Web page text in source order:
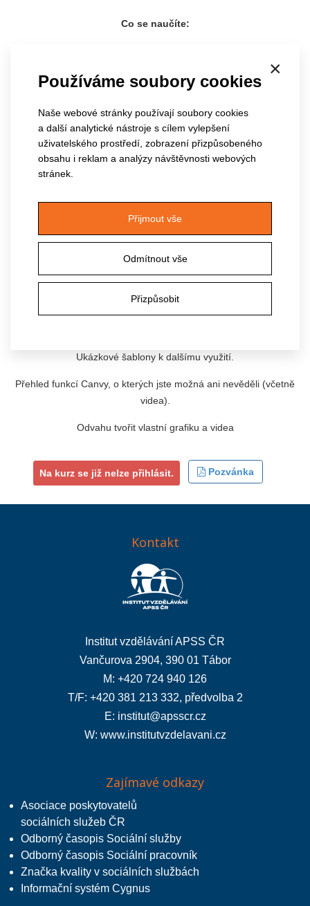
×
Používáme soubory cookies
Naše webové stránky používají soubory cookies
a další analytické nástroje s cílem vylepšení
uživatelského prostředí, zobrazení přizpůsobeného
obsahu i reklam a analýzy návštěvnosti webových
stránek.
Přijmout vše
Odmítnout vše
Přizpůsobit
Co se naučíte:
Vlastní tvorba (např. logo, vizitka, koláž aj.).
Vlastní velikost návrhu.
Práce v editoru s textem, obrázkem, prvkem, tvary. Úpravy
obrázku, barev, vlastní barvy a generátor barev. Kopie návrhu,
použití stylů, sada pro značku.
Úprava šablon, vkládání log, fotek a dalších prvků.
Tvorba příspěvků na sociální sítě, letáků, plakátů, prezentací,
úprava videí.
Jak si vytvořit vlastní video pozvánku, reels, prezentaci bez
potřeby dalších programů.
Co si odnesete:
Ukázkové šablony k dalšímu využití.
Přehled funkcí Canvy, o kterých jste možná ani nevěděli (včetně
videa).
Odvahu tvořit vlastní grafiku a videa
Na kurz se již nelze přihlásit. Pozvánka
Kontakt
Institut vzdělávání APSS ČR
Vančurova 2904, 390 01 Tábor
M: +420 724 940 126
T/F: +420 381 213 332, předvolba 2
E: institut@apsscr.cz
W: www.institutvzdelavani.cz
Zajímavé odkazy
Asociace poskytovatelů
sociálních služeb ČR
Odborný časopis Sociální služby
Odborný časopis Sociální pracovník
Značka kvality v sociálních službách
Informační systém Cygnus